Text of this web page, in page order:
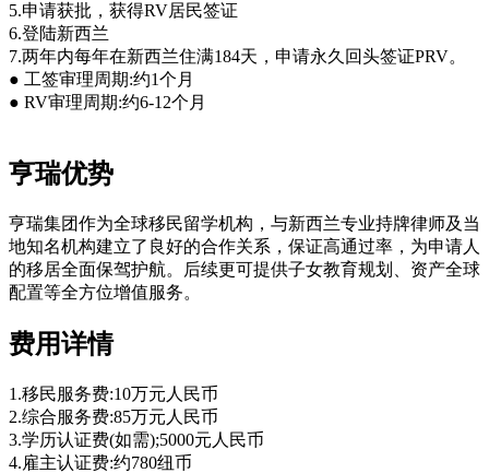
5.申请获批，获得RV居民签证
6.登陆新西兰
7.两年内每年在新西兰住满184天，申请永久回头签证PRV。
● 工签审理周期:约1个月
● RV审理周期:约6-12个月
亨瑞优势
亨瑞集团作为全球移民留学机构，与新西兰专业持牌律师及当
地知名机构建立了良好的合作关系，保证高通过率，为申请人
的移居全面保驾护航。后续更可提供子女教育规划、资产全球
配置等全方位增值服务。
费用详情
1.移民服务费:10万元人民币
2.综合服务费:85万元人民币
3.学历认证费(如需);5000元人民币
4.雇主认证费:约780纽币